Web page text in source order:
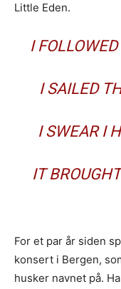
Little Eden.
I
I SAILED
I SWEAR I
IT
For et par år siden
konsert i Bergen,
husker navnet på.